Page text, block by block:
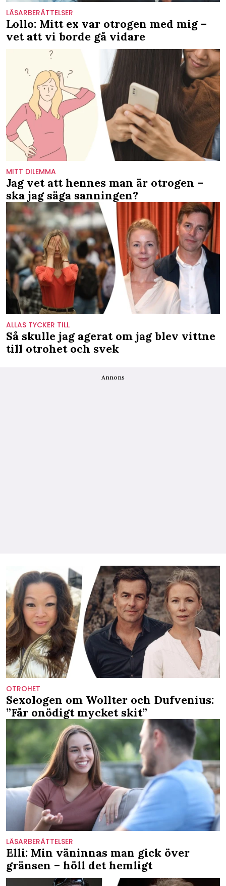
LÄSARBERÄTTELSER
Lollo: Mitt ex var otrogen med mig –
vet att vi borde gå vidare
MITT DILEMMA
Jag vet att hennes man är otrogen –
ska jag säga sanningen?
ALLAS TYCKER TILL
Så skulle jag agerat om jag blev vittne
till otrohet och svek
Annons
OTROHET
Sexologen om Wollter och Dufvenius:
”Får onödigt mycket skit”
LÄSARBERÄTTELSER
Elli: Min väninnas man gick över
gränsen – höll det hemligt